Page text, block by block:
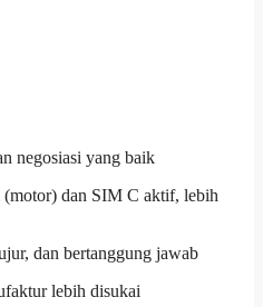
negosiasi yang baik
dan SIM C aktif, lebih
dan bertanggung jawab
lebih disukai